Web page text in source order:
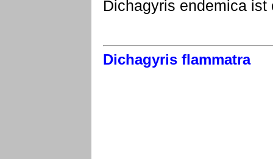
Dichagyris endemica
Dichagyris flammatra